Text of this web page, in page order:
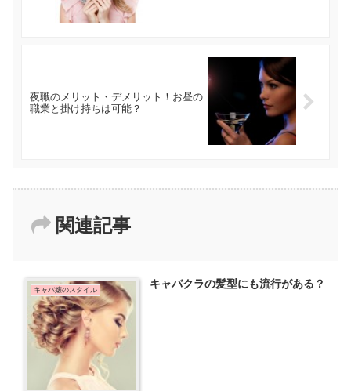
夜職のメリット・デメリット！お昼の
職業と掛け持ちは可能？
関連記事
キャバ嬢のスタイル キャバクラの髪型にも流行がある？